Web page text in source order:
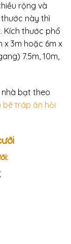
rộng và
thước này thì
Kích thước phổ
x 3m hoặc 6m x
7.5m, 10m,
bạt theo
bê tráp ăn hỏi